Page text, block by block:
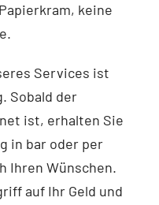
keine
Services ist
Sobald der
ist, erhalten Sie
in bar oder per
Ihren Wünschen.
auf Ihr Geld und